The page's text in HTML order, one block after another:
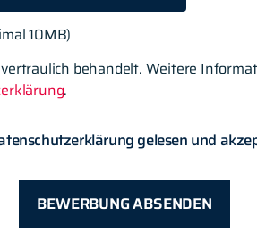
10MB)
behandelt. Weitere
.
gelesen und
BEWERBUNG ABSENDEN